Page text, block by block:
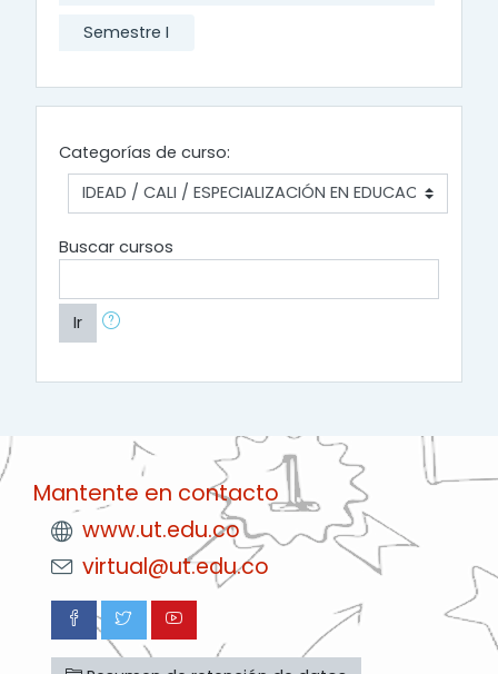
Semestre I
Categorías de curso:
Buscar cursos
Ir
Mantente en contacto
www.ut.edu.co
virtual@ut.edu.co